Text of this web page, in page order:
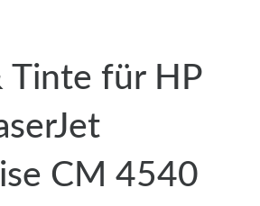
Tinte für HP
CM 4540